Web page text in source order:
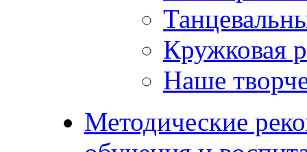
Кружковая
Наше
Методические